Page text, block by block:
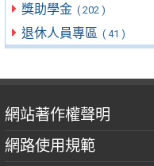
獎助學金 ( 202 )
退休人員專區 ( 41 )
網站著作權聲明
網路使用規範